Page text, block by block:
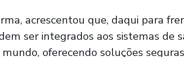
acrescentou que, daqui para
ser integrados aos sistemas de
oferecendo soluções